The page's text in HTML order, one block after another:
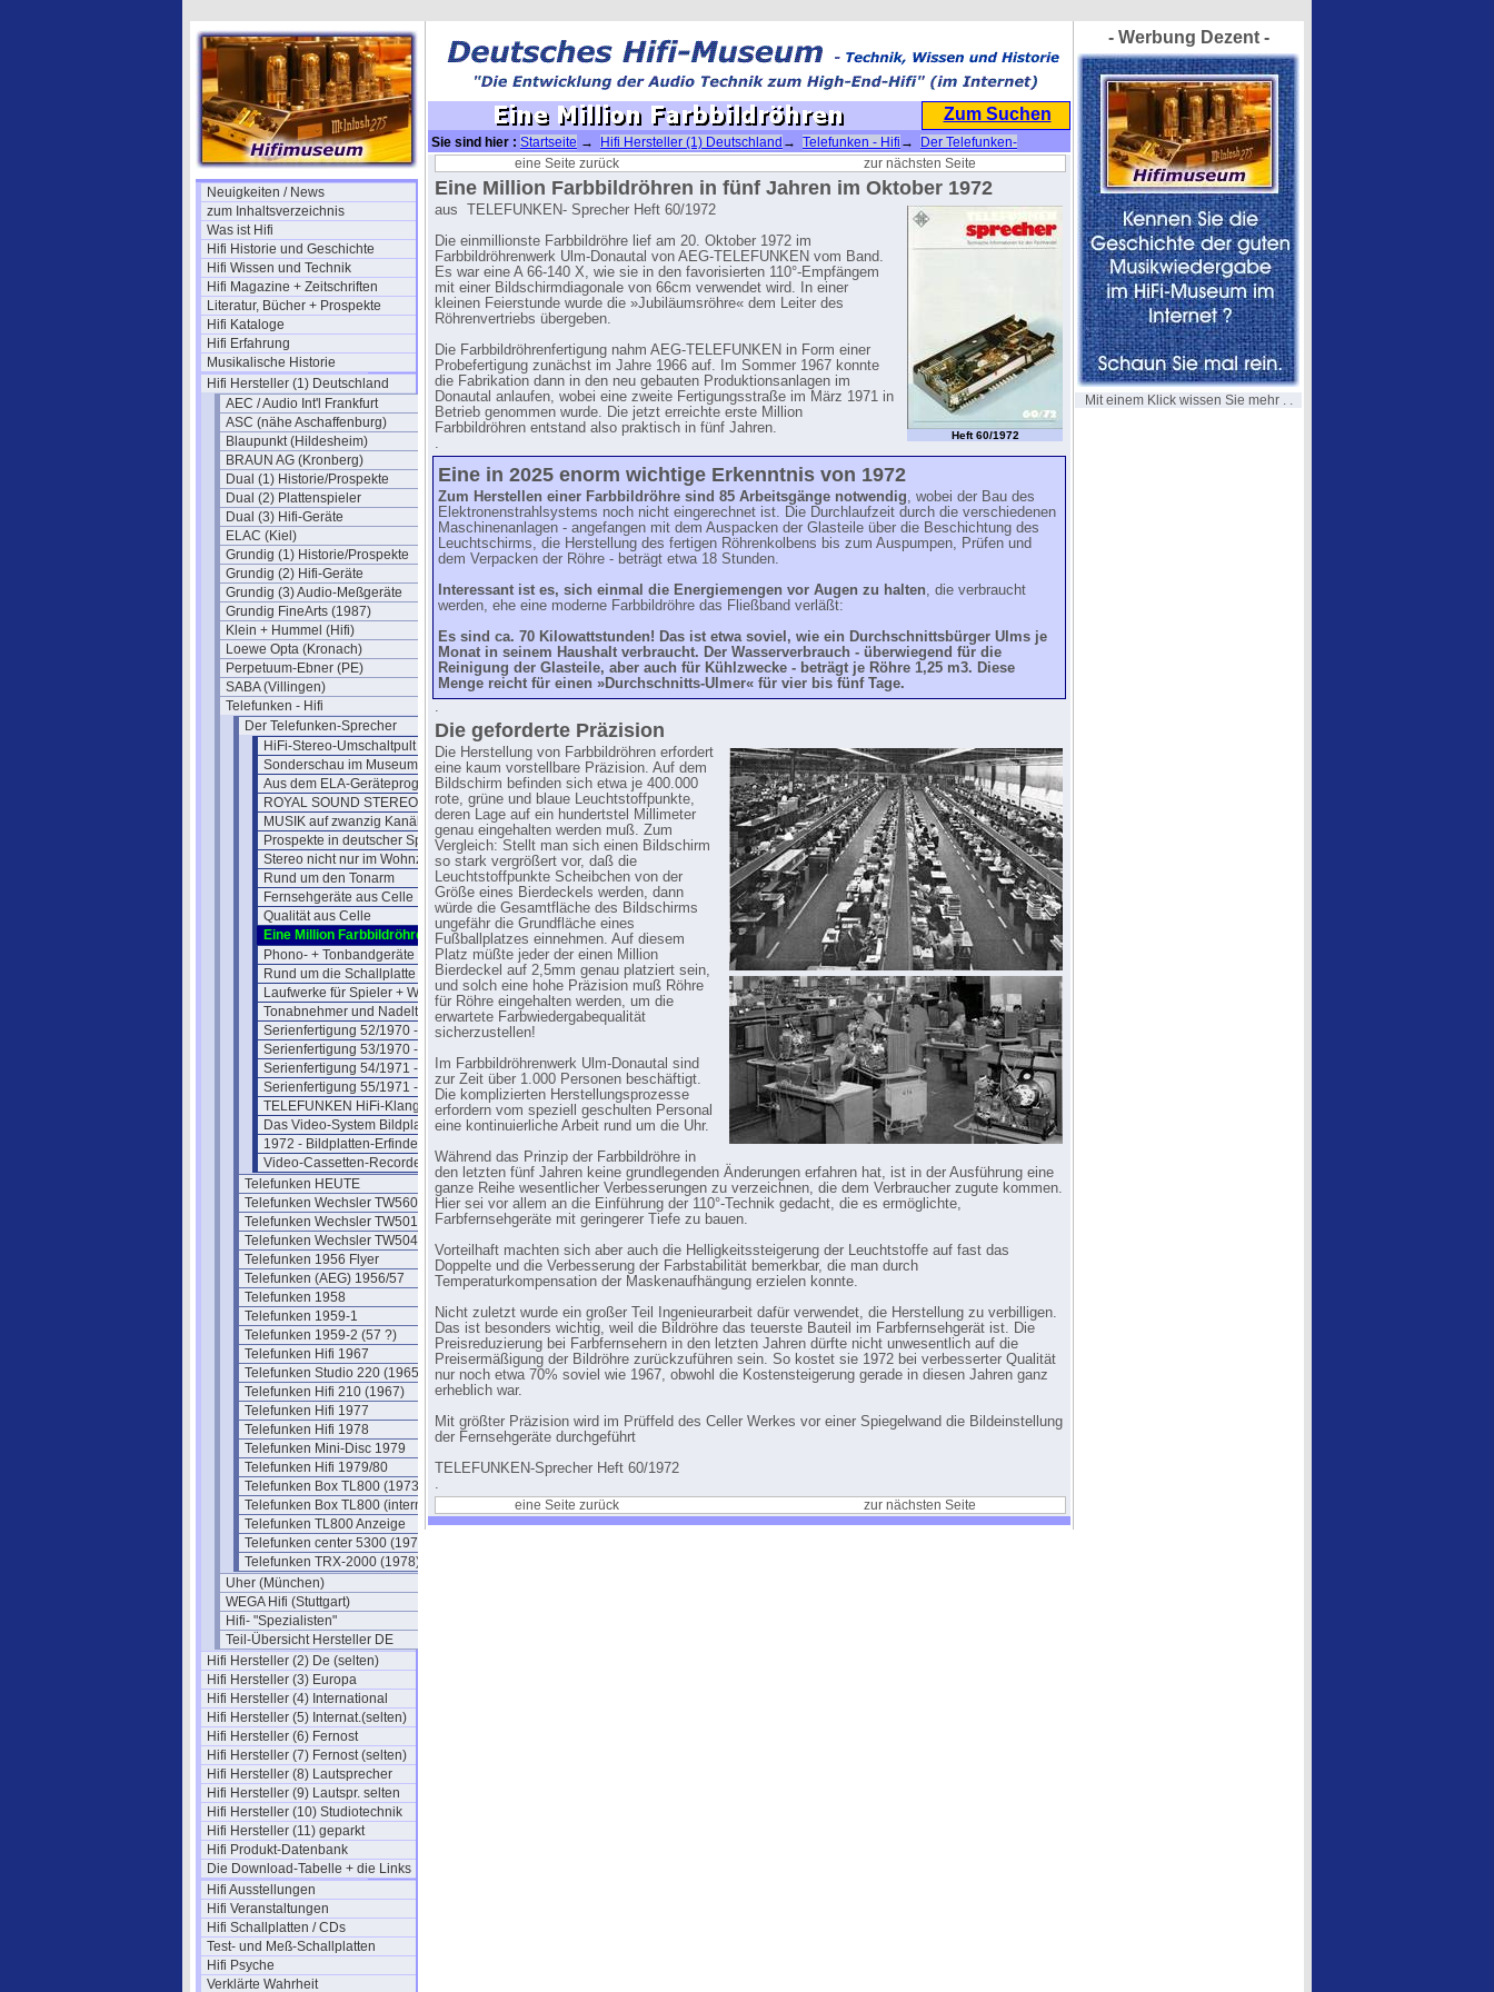
Neuigkeiten / News
zum Inhaltsverzeichnis
Was ist Hifi
Hifi Historie und Geschichte
Hifi Wissen und Technik
Hifi Magazine + Zeitschriften
Literatur, Bücher + Prospekte
Hifi Kataloge
Hifi Erfahrung
Musikalische Historie
Hifi Hersteller (1) Deutschland
AEC / Audio Int'l Frankfurt
ASC (nähe Aschaffenburg)
Blaupunkt (Hildesheim)
BRAUN AG (Kronberg)
Dual (1) Historie/Prospekte
Dual (2) Plattenspieler
Dual (3) Hifi-Geräte
ELAC (Kiel)
Grundig (1) Historie/Prospekte
Grundig (2) Hifi-Geräte
Grundig (3) Audio-Meßgeräte
Grundig FineArts (1987)
Klein + Hummel (Hifi)
Loewe Opta (Kronach)
Perpetuum-Ebner (PE)
SABA (Villingen)
Telefunken - Hifi
Der Telefunken-Sprecher
HiFi-Stereo-Umschaltpult U 250
Sonderschau im Museum Hannover
Aus dem ELA-Geräteprogramm
ROYAL SOUND STEREO-Verfahren
MUSIK auf zwanzig Kanälen
Prospekte in deutscher Sprache
Stereo nicht nur im Wohnzimmer
Rund um den Tonarm
Fernsehgeräte aus Celle
Qualität aus Celle
Eine Million Farbbildröhren
Phono- + Tonbandgeräte aus Berlin
Rund um die Schallplatte (1970)
Laufwerke für Spieler + Wechsler
Tonabnehmer und Nadelträger
Serienfertigung 52/1970 - Thema 1
Serienfertigung 53/1970 - Thema 2
Serienfertigung 54/1971 - Thema 3
Serienfertigung 55/1971 - Thema 4
TELEFUNKEN HiFi-Klangbox TL70
Das Video-System Bildplatte
1972 - Bildplatten-Erfinder geehrt
Video-Cassetten-Recorder VR 40
Telefunken HEUTE
Telefunken Wechsler TW560 (1955)
Telefunken Wechsler TW501 (1958)
Telefunken Wechsler TW504 (1961)
Telefunken 1956 Flyer
Telefunken (AEG) 1956/57
Telefunken 1958
Telefunken 1959-1
Telefunken 1959-2 (57 ?)
Telefunken Hifi 1967
Telefunken Studio 220 (1965)
Telefunken Hifi 210 (1967)
Telefunken Hifi 1977
Telefunken Hifi 1978
Telefunken Mini-Disc 1979
Telefunken Hifi 1979/80
Telefunken Box TL800 (1973)
Telefunken Box TL800 (interna)
Telefunken TL800 Anzeige
Telefunken center 5300 (1976)
Telefunken TRX-2000 (1978)
Uher (München)
WEGA Hifi (Stuttgart)
Hifi- "Spezialisten"
Teil-Übersicht Hersteller DE
Hifi Hersteller (2) De (selten)
Hifi Hersteller (3) Europa
Hifi Hersteller (4) International
Hifi Hersteller (5) Internat.(selten)
Hifi Hersteller (6) Fernost
Hifi Hersteller (7) Fernost (selten)
Hifi Hersteller (8) Lautsprecher
Hifi Hersteller (9) Lautspr. selten
Hifi Hersteller (10) Studiotechnik
Hifi Hersteller (11) geparkt
Hifi Produkt-Datenbank
Die Download-Tabelle + die Links
Hifi Ausstellungen
Hifi Veranstaltungen
Hifi Schallplatten / CDs
Test- und Meß-Schallplatten
Hifi Psyche
Verklärte Wahrheit
Zum Suchen
Sie sind hier : Startseite → Hifi Hersteller (1) Deutschland → Telefunken - Hifi →
Der Telefunken-
Sprecher→ Eine Million Farbbildröhren
eine Seite zurück zur nächsten Seite
Eine Million Farbbildröhren in fünf Jahren im Oktober 1972
Heft 60/1972
aus TELEFUNKEN- Sprecher Heft 60/1972
Die einmillionste Farbbildröhre lief am 20. Oktober 1972 im
Farbbildröhrenwerk Ulm-Donautal von AEG-TELEFUNKEN vom Band.
Es war eine A 66-140 X, wie sie in den favorisierten 110°-Empfängem
mit einer Bildschirmdiagonale von 66cm verwendet wird. In einer
kleinen Feierstunde wurde die »Jubiläumsröhre« dem Leiter des
Röhrenvertriebs übergeben.
Die Farbbildröhrenfertigung nahm AEG-TELEFUNKEN in Form einer
Probefertigung zunächst im Jahre 1966 auf. Im Sommer 1967 konnte
die Fabrikation dann in den neu gebauten Produktionsanlagen im
Donautal anlaufen, wobei eine zweite Fertigungsstraße im März 1971 in
Betrieb genommen wurde. Die jetzt erreichte erste Million
Farbbildröhren entstand also praktisch in fünf Jahren.
.
Eine in 2025 enorm wichtige Erkenntnis von 1972
Zum Herstellen einer Farbbildröhre sind 85 Arbeitsgänge notwendig, wobei der Bau des
Elektronenstrahlsystems noch nicht eingerechnet ist. Die Durchlaufzeit durch die verschiedenen
Maschinenanlagen - angefangen mit dem Auspacken der Glasteile über die Beschichtung des
Leuchtschirms, die Herstellung des fertigen Röhrenkolbens bis zum Auspumpen, Prüfen und
dem Verpacken der Röhre - beträgt etwa 18 Stunden.
Interessant ist es, sich einmal die Energiemengen vor Augen zu halten, die verbraucht
werden, ehe eine moderne Farbbildröhre das Fließband verläßt:
Es sind ca. 70 Kilowattstunden! Das ist etwa soviel, wie ein Durchschnittsbürger Ulms je
Monat in seinem Haushalt verbraucht. Der Wasserverbrauch - überwiegend für die
Reinigung der Glasteile, aber auch für Kühlzwecke - beträgt je Röhre 1,25 m3. Diese
Menge reicht für einen »Durchschnitts-Ulmer« für vier bis fünf Tage.
.
Die geforderte Präzision
Die Herstellung von Farbbildröhren erfordert
eine kaum vorstellbare Präzision. Auf dem
Bildschirm befinden sich etwa je 400.000
rote, grüne und blaue Leuchtstoffpunkte,
deren Lage auf ein hundertstel Millimeter
genau eingehalten werden muß. Zum
Vergleich: Stellt man sich einen Bildschirm
so stark vergrößert vor, daß die
Leuchtstoffpunkte Scheibchen von der
Größe eines Bierdeckels werden, dann
würde die Gesamtfläche des Bildschirms
ungefähr die Grundfläche eines
Fußballplatzes einnehmen. Auf diesem
Platz müßte jeder der einen Million
Bierdeckel auf 2,5mm genau platziert sein,
und solch eine hohe Präzision muß Röhre
für Röhre eingehalten werden, um die
erwartete Farbwiedergabequalität
sicherzustellen!
Im Farbbildröhrenwerk Ulm-Donautal sind
zur Zeit über 1.000 Personen beschäftigt.
Die komplizierten Herstellungsprozesse
erfordern vom speziell geschulten Personal
eine kontinuierliche Arbeit rund um die Uhr.
Während das Prinzip der Farbbildröhre in
den letzten fünf Jahren keine grundlegenden Änderungen erfahren hat, ist in der Ausführung eine
ganze Reihe wesentlicher Verbesserungen zu verzeichnen, die dem Verbraucher zugute kommen.
Hier sei vor allem an die Einführung der 110°-Technik gedacht, die es ermöglichte,
Farbfernsehgeräte mit geringerer Tiefe zu bauen.
Vorteilhaft machten sich aber auch die Helligkeitssteigerung der Leuchtstoffe auf fast das
Doppelte und die Verbesserung der Farbstabilität bemerkbar, die man durch
Temperaturkompensation der Maskenaufhängung erzielen konnte.
Nicht zuletzt wurde ein großer Teil Ingenieurarbeit dafür verwendet, die Herstellung zu verbilligen.
Das ist besonders wichtig, weil die Bildröhre das teuerste Bauteil im Farbfernsehgerät ist. Die
Preisreduzierung bei Farbfernsehern in den letzten Jahren dürfte nicht unwesentlich auf die
Preisermäßigung der Bildröhre zurückzuführen sein. So kostet sie 1972 bei verbesserter Qualität
nur noch etwa 70% soviel wie 1967, obwohl die Kostensteigerung gerade in diesen Jahren ganz
erheblich war.
Mit größter Präzision wird im Prüffeld des Celler Werkes vor einer Spiegelwand die Bildeinstellung
der Fernsehgeräte durchgeführt
TELEFUNKEN-Sprecher Heft 60/1972
.
eine Seite zurück
zur nächsten Seite
- Werbung Dezent -
Mit einem Klick wissen Sie mehr . .